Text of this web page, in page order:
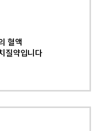
혈액
질약입니다